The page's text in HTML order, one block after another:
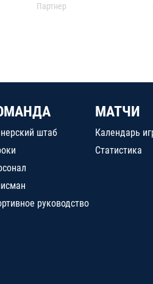
Партнер
штаб
руководство
МАТЧИ
Календарь
Статистика